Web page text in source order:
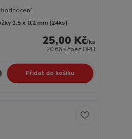
hodnocení
1,5 x 0,2 mm (24ks)
25,00 Kč/ks
20,66 Kčbez DPH
Přidat do košíku